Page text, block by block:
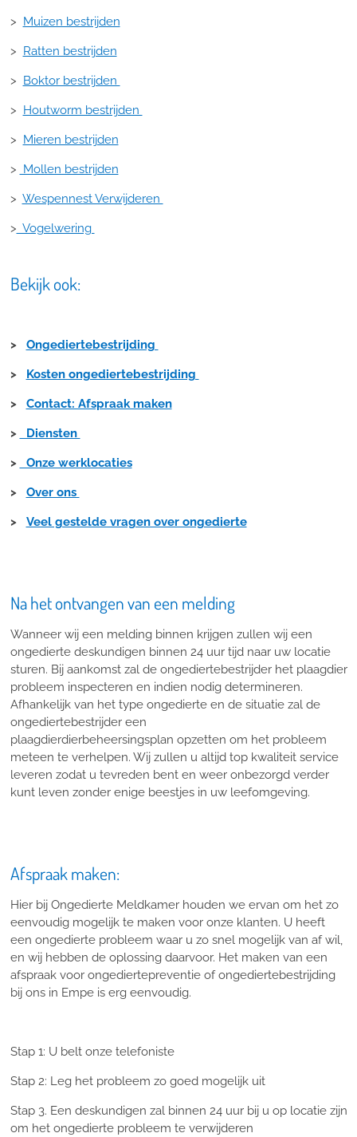
> Muizen bestrijden
> Ratten bestrijden
> Boktor bestrijden
> Houtworm bestrijden
> Mieren bestrijden
> Mollen bestrijden
> Wespennest Verwijderen
> Vogelwering
Bekijk ook:
> Ongediertebestrijding
> Kosten ongediertebestrijding
> Contact: Afspraak maken
> Diensten
> Onze werklocaties
> Over ons
> Veel gestelde vragen over ongedierte
Na het ontvangen van een melding
Wanneer wij een melding binnen krijgen zullen wij een
ongedierte deskundigen binnen 24 uur tijd naar uw locatie
sturen. Bij aankomst zal de ongediertebestrijder het plaagdier
probleem inspecteren en indien nodig determineren.
Afhankelijk van het type ongedierte en de situatie zal de
ongediertebestrijder een
plaagdierdierbeheersingsplan opzetten om het probleem
meteen te verhelpen. Wij zullen u altijd top kwaliteit service
leveren zodat u tevreden bent en weer onbezorgd verder
kunt leven zonder enige beestjes in uw leefomgeving.
Afspraak maken:
Hier bij Ongedierte Meldkamer houden we ervan om het zo
eenvoudig mogelijk te maken voor onze klanten. U heeft
een ongedierte probleem waar u zo snel mogelijk van af wil,
en wij hebben de oplossing daarvoor. Het maken van een
afspraak voor ongediertepreventie of ongediertebestrijding
bij ons in Empe is erg eenvoudig.
Stap 1: U belt onze telefoniste
Stap 2: Leg het probleem zo goed mogelijk uit
Stap 3. Een deskundigen zal binnen 24 uur bij u op locatie zijn
om het ongedierte probleem te verwijderen